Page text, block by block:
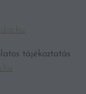
tájékoztatás